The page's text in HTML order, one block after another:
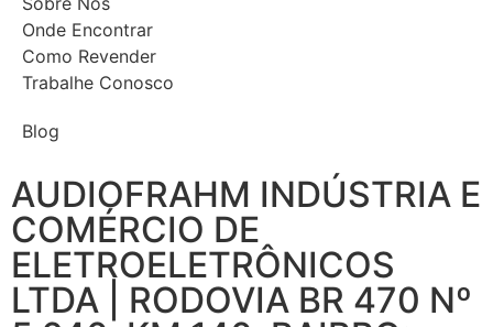
Onde Encontrar
Como Revender
Trabalhe Conosco
Blog
AUDIOFRAHM INDÚSTRIA E
COMÉRCIO DE
ELETROELETRÔNICOS
LTDA | RODOVIA BR 470 Nº